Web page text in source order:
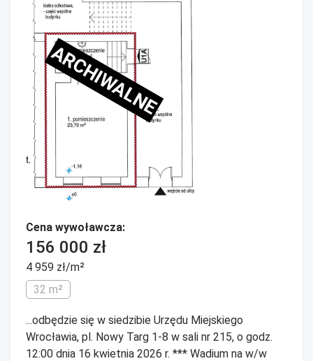
ARCHIWALNE
Cena wywoławcza:
156 000 zł
4 959 zł/m²
32 m²
...odbędzie się w siedzibie Urzędu Miejskiego
Wrocławia, pl. Nowy Targ 1-8 w sali nr 215, o godz.
12:00 dnia 16 kwietnia 2026 r. *** Wadium na w/w